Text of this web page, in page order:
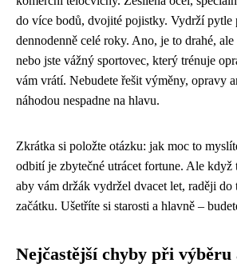
do více bodů, dvojité pojistky. Vydrží pytle
dennodenně celé roky. Ano, je to drahé,
nebo jste vážný sportovec, který trénuje
vám vrátí. Nebudete řešit výměny, opravy
náhodou nespadne na hlavu.
Zkrátka si položte otázku: jak moc to
odbití je zbytečné utrácet fortune. Ale když
aby vám držák vydržel dvacet let, raději do
začátku. Ušetříte si starosti a hlavně –
Nejčastější chyby při